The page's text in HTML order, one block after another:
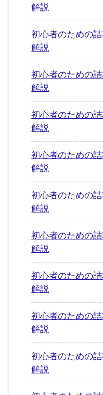
解説
初心者のための
解説
初心者のための
解説
初心者のための
解説
初心者のための
解説
初心者のための
解説
初心者のための
解説
初心者のための
解説
初心者のための
解説
初心者のための
解説